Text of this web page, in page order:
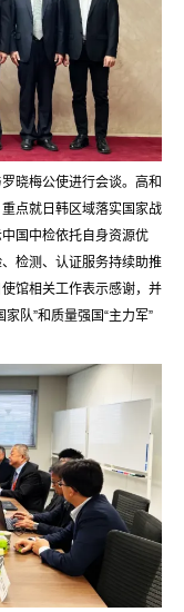
晓梅公使进行会谈。高和
点就日韩区域落实国家战
国中检依托自身资源优
检测、认证服务持续助推
馆相关工作表示感谢，并
队”和质量强国“主力军”